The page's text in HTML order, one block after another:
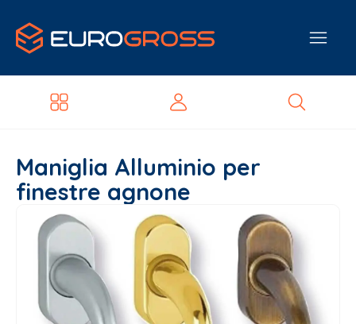
Maniglia Alluminio per
finestre agnone